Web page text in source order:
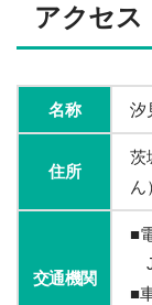
アクセス
名称 汐
住所
茨
ん）
交通機関
■
■